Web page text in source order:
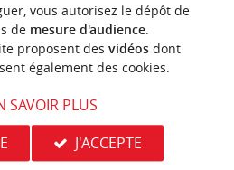
n
o
t
r
e
c
o
u
p
d
e
c
o
e
u
r
vous autorisez le dépôt de
de mesure d'audience.
proposent des vidéosdont
également des cookies.
SAVOIR PLUS
J'ACCEPTE